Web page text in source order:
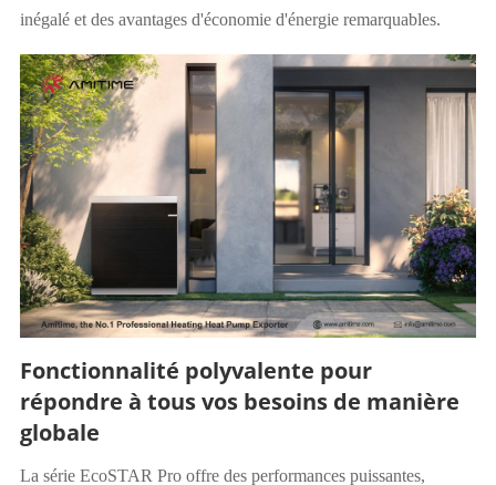
inégalé et des avantages d'économie d'énergie remarquables.
Fonctionnalité polyvalente pour
répondre à tous vos besoins de manière
globale
La série EcoSTAR Pro offre des performances puissantes,